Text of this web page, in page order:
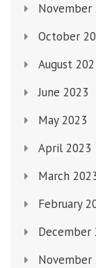
November
October
August
June 2023
May 2023
April 2023
March
February
December
November